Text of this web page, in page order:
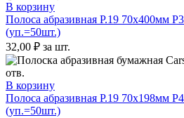
В корзину
Полоса абразивная P.19 70х400мм
(уп.=50шт.)
32,00 ₽ за шт.
В корзину
Полоса абразивная P.19 70х198мм
(уп.=50шт.)